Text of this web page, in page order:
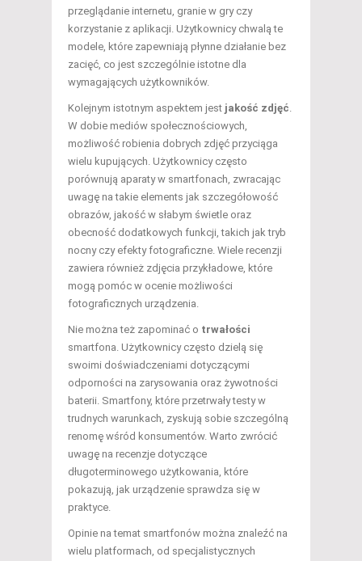
przeglądanie internetu, granie w gry czy
korzystanie z aplikacji. Użytkownicy chwalą te
modele, które zapewniają płynne działanie bez
zacięć, co jest szczególnie istotne dla
wymagających użytkowników.
Kolejnym istotnym aspektem jest jakość zdjęć
W dobie mediów społecznościowych,
możliwość robienia dobrych zdjęć przyciąga
wielu kupujących. Użytkownicy często
porównują aparaty w smartfonach, zwracając
uwagę na takie elements jak szczegółowość
obrazów, jakość w słabym świetle oraz
obecność dodatkowych funkcji, takich jak tryb
nocny czy efekty fotograficzne. Wiele recenzji
zawiera również zdjęcia przykładowe, które
mogą pomóc w ocenie możliwości
fotograficznych urządzenia.
Nie można też zapominać o trwałości
smartfona. Użytkownicy często dzielą się
swoimi doświadczeniami dotyczącymi
odporności na zarysowania oraz żywotności
baterii. Smartfony, które przetrwały testy w
trudnych warunkach, zyskują sobie szczególną
renomę wśród konsumentów. Warto zwrócić
uwagę na recenzje dotyczące
długoterminowego użytkowania, które
pokazują, jak urządzenie sprawdza się w
praktyce.
Opinie na temat smartfonów można znaleźć na
wielu platformach, od specjalistycznych